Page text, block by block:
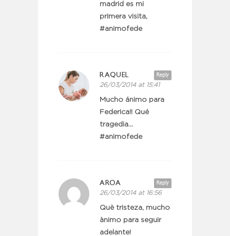
madrid es mi
primera visita,
#animofede
Reply
RAQUEL
26/03/2014 at 15:41
Mucho ánimo para
Federica!! Qué
tragedia…
#animofede
Reply
AROA
26/03/2014 at 16:56
Què tristeza, mucho
ànimo para seguir
adelante!